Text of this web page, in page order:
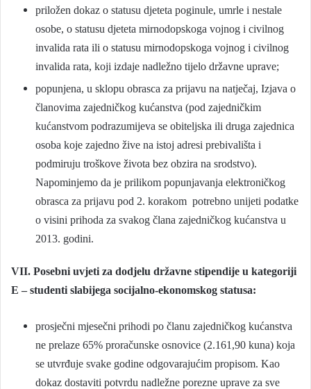
priložen dokaz o statusu djeteta poginule, umrle i nestale
osobe, o statusu djeteta mirnodopskoga vojnog i civilnog
invalida rata ili o statusu mirnodopskoga vojnog i civilnog
invalida rata, koji izdaje nadležno tijelo državne uprave;
popunjena, u sklopu obrasca za prijavu na natječaj, Izjava o
članovima zajedničkog kućanstva (pod zajedničkim
kućanstvom podrazumijeva se obiteljska ili druga zajednica
osoba koje zajedno žive na istoj adresi prebivališta i
podmiruju troškove života bez obzira na srodstvo).
Napominjemo da je prilikom popunjavanja elektroničkog
obrasca za prijavu pod 2. korakom potrebno unijeti podatke
o visini prihoda za svakog člana zajedničkog kućanstva u
2013. godini.
VII. Posebni uvjeti za dodjelu državne stipendije u kategoriji
E – studenti slabijega socijalno-ekonomskog statusa:
prosječni mjesečni prihodi po članu zajedničkog kućanstva
ne prelaze 65% proračunske osnovice (2.161,90 kuna) koja
se utvrđuje svake godine odgovarajućim propisom. Kao
dokaz dostaviti potvrdu nadležne porezne uprave za sve